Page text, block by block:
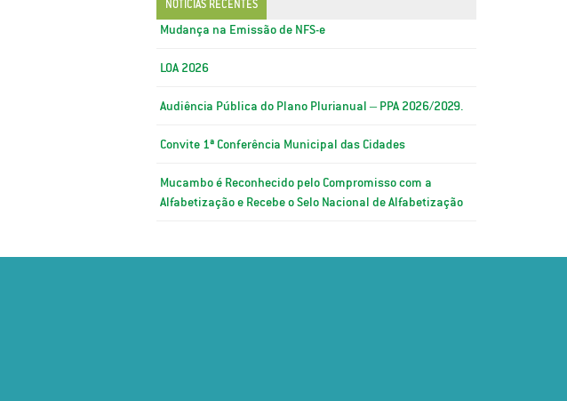
NOTÍCIAS RECENTES
Mudança na Emissão de NFS-e
LOA 2026
Audiência Pública do Plano Plurianual – PPA 2026/2029.
Convite 1ª Conferência Municipal das Cidades
Mucambo é Reconhecido pelo Compromisso com a
Alfabetização e Recebe o Selo Nacional de Alfabetização